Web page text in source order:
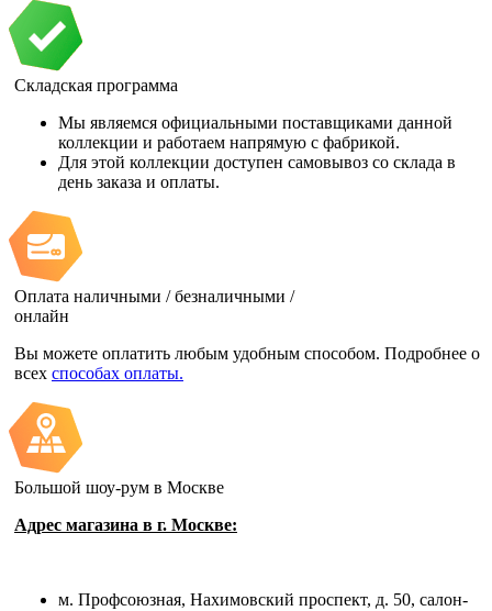
Складская программа
Мы являемся официальными поставщиками данной
коллекции и работаем напрямую с фабрикой.
Для этой коллекции доступен самовывоз со склада в
день заказа и оплаты.
Оплата наличными / безналичными /
онлайн
Вы можете оплатить любым удобным способом. Подробнее о
всех способах оплаты.
Большой шоу-рум в Москве
Адрес магазина в г. Москве:
м. Профсоюзная, Нахимовский проспект, д. 50, салон-